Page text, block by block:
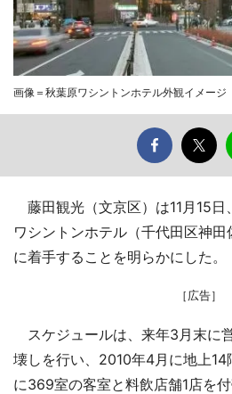
画像＝秋葉原ワシントンホテル外観イメージ
藤田観光（文京区）は11月15日
ワシントンホテル（千代田区神田
に着手することを明らかにした。
［広告］
スケジュールは、来年3月末に
壊しを行い、2010年4月に地上14
に369室の客室と料飲店舗1店を